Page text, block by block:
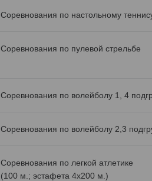
Соревнования по настольному
Соревнования по пулевой стрельбе
Соревнования по волейболу 1, 4
Соревнования по волейболу 2,3
Соревнования по легкой атлетике
(100 м.; эстафета 4х200 м.)